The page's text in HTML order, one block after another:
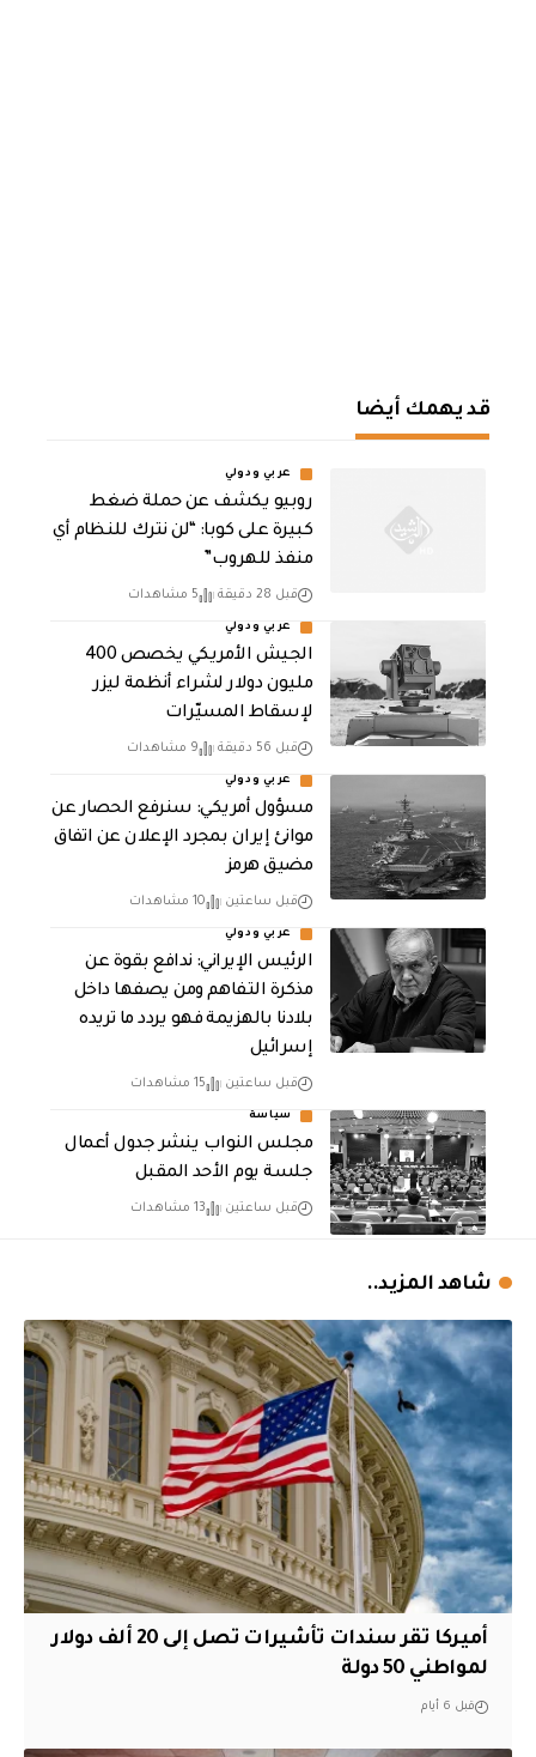
قد يهمك أيضا
عربي ودولي
روبيو يكشف عن حملة ضغط
كبيرة على كوبا: “لن نترك للنظام أي
منفذ للهروب”
قبل 28 دقيقة 5 مشاهدات
عربي ودولي
الجيش الأمريكي يخصص 400
مليون دولار لشراء أنظمة ليزر
لإسقاط المسيّرات
قبل 56 دقيقة 9 مشاهدات
عربي ودولي
مسؤول أمريكي: سنرفع الحصار عن
موانئ إيران بمجرد الإعلان عن اتفاق
مضيق هرمز
قبل ساعتين 10 مشاهدات
عربي ودولي
الرئيس الإيراني: ندافع بقوة عن
مذكرة التفاهم ومن يصفها داخل
بلادنا بالهزيمة فهو يردد ما تريده
إسرائيل
قبل ساعتين 15 مشاهدات
سياسة
مجلس النواب ينشر جدول أعمال
جلسة يوم الأحد المقبل
قبل ساعتين 13 مشاهدات
شاهد المزيد..
أميركا تقر سندات تأشيرات تصل إلى 20 ألف دولار
لمواطني 50 دولة
قبل 6 أيام